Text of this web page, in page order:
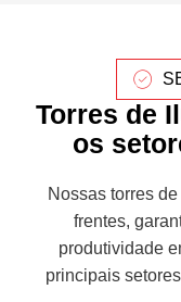
Torres de
os
Nossas torres
frentes,
produtividade
principais